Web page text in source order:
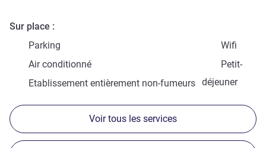
Sur place
Parking
Wifi
Air conditionné
Petit-
déjeuner
Etablissement entièrement non-fumeurs
Voir tous les services